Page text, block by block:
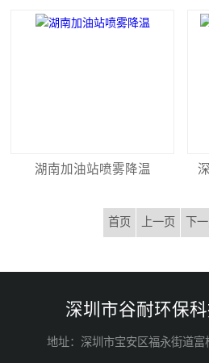
湖南加油站喷雾降温
首页 上一页 下
深圳市谷耐环保
地址：深圳市宝安区福永街道